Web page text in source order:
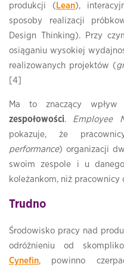
produkcji ( Lean),
sposoby realizacji
Design Thinking). Przy
osiąganiu wysokiej
realizowanych projektów (
[4]
Ma to znaczący
zespołowości. Employee
pokazuje, że
performance) organizacji
swoim zespole i u
koleżankom, niż pracownicy
Trudno
Środowisko pracy nad
odróżnieniu od
Cynefin, powinno